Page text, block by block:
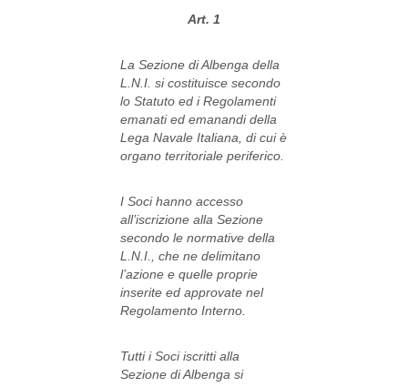
Art. 1
La Sezione di Albenga della
L.N.I. si costituisce secondo
lo Statuto ed i Regolamenti
emanati ed emanandi della
Lega Navale Italiana, di cui è
organo territoriale periferico.
I Soci hanno accesso
all’iscrizione alla Sezione
secondo le normative della
L.N.I., che ne delimitano
l’azione e quelle proprie
inserite ed approvate nel
Regolamento Interno.
Tutti i Soci iscritti alla
Sezione di Albenga si